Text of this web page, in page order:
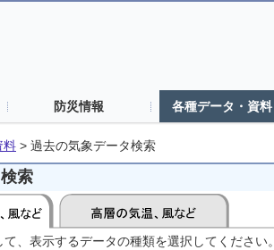
防災情報 各種データ・資料
料 > 過去の気象データ検索
索
、表示するデータの種類を選択してください。